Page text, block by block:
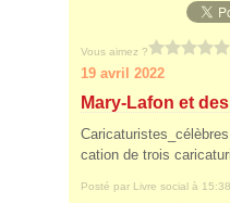
Vous aimez ?
19 avril 2022
Mary-Lafon et
cation de trois
Posté par Livre social à